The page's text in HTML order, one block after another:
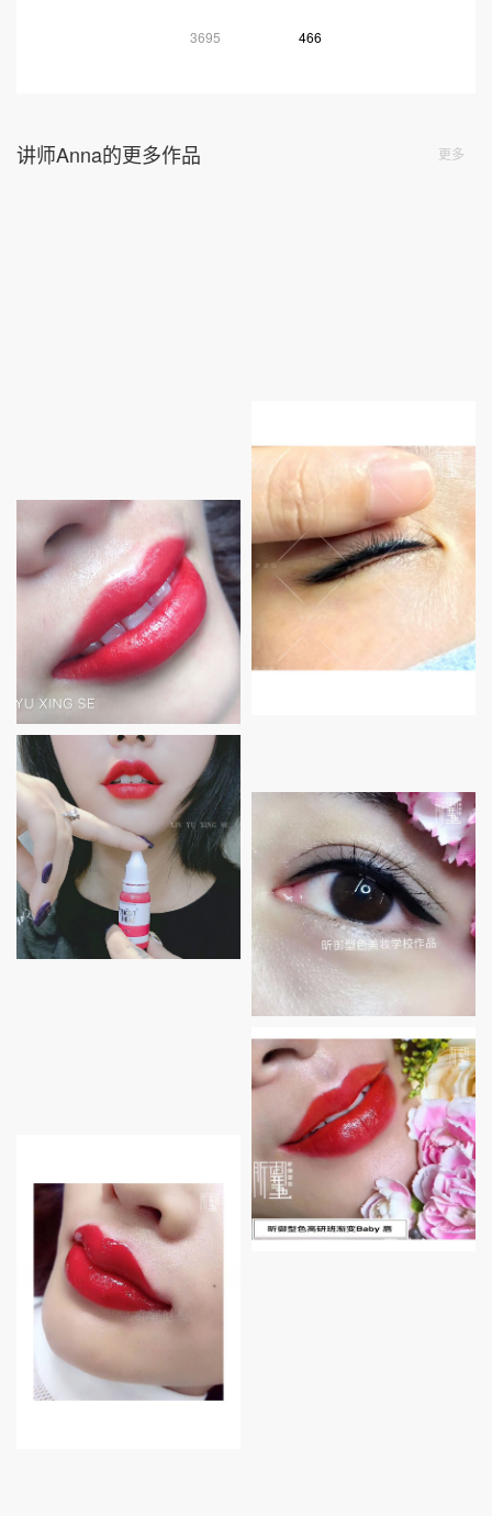
3695 466
更多
讲师Anna的更多作品